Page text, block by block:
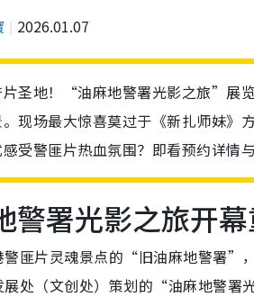
2026.01.07
圣地！“油麻地警署光影之旅”展
现场最大惊喜莫过于《新扎师妹
受警匪片热血氛围？即看预约详情与
警署光影之旅开
警匪片灵魂景点的“旧油麻地警署”
展处（文创处）策划的“油麻地警署